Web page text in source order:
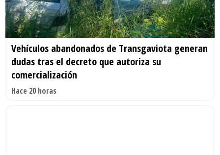
Vehículos abandonados de Transgaviota generan
dudas tras el decreto que autoriza su
comercialización
Hace 20 horas